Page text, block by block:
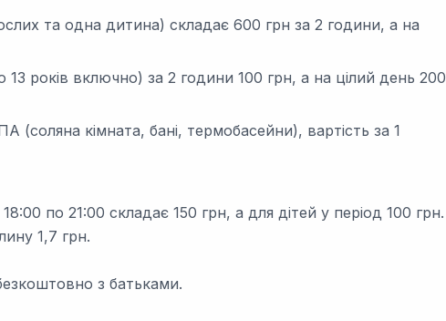
та одна дитина) складає 600 грн за 2 години, а на
років включно) за 2 години 100 грн, а на цілий день 200
(соляна кімната, бані, термобасейни), вартість за 1
по 21:00 складає 150 грн, а для дітей у період 100 грн.
1,7 грн.
з батьками.